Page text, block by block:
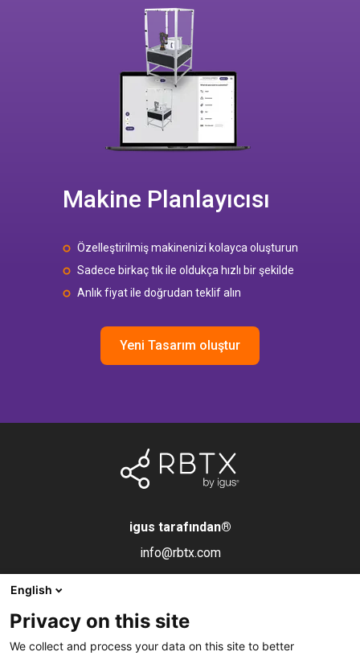
Makine Planlayıcısı
Özelleştirilmiş makinenizi kolayca oluşturun
Sadece birkaç tık ile oldukça hızlı bir şekilde
Anlık fiyat ile doğrudan teklif alın
Yeni Tasarım oluştur
igus tarafından®
info@rbtx.com
Robot
Uygulamalar
English
Privacy on this site
We collect and process your data on this site to better